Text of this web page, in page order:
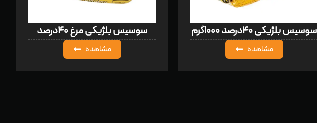
سوسیس بلژیکی ۴۰درصد ۱۰۰۰گرم
مشاهده
سوسیس بلژیکی مرغ ۴۰درصد
مشاهده